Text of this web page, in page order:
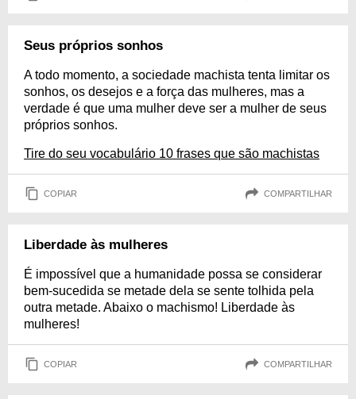
Seus próprios sonhos
A todo momento, a sociedade machista tenta limitar os
sonhos, os desejos e a força das mulheres, mas a
verdade é que uma mulher deve ser a mulher de seus
próprios sonhos.
Tire do seu vocabulário 10 frases que são machistas
COPIAR COMPARTILHAR
Liberdade às mulheres
É impossível que a humanidade possa se considerar
bem-sucedida se metade dela se sente tolhida pela
outra metade. Abaixo o machismo! Liberdade às
mulheres!
COPIAR COMPARTILHAR